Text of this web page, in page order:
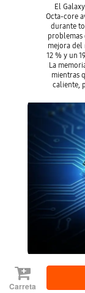
Carreta
El
Octa-core
durante
problemas
mejora del
12 % y un
La
mientras
caliente,
* La imagen es
en generada por
modelo anterior.